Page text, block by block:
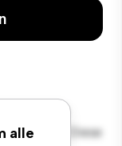
alle
in
Innkreis! Diese